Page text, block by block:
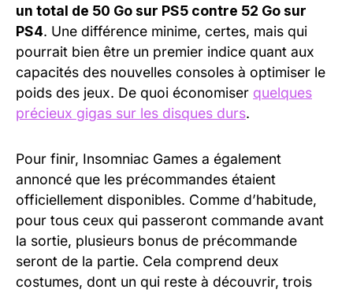
un total de 50 Go sur PS5 contre 52 Go sur
PS4. Une différence minime, certes, mais qui
pourrait bien être un premier indice quant aux
capacités des nouvelles consoles à optimiser le
poids des jeux. De quoi économiser quelques
précieux gigas sur les disques durs.
Pour finir, Insomniac Games a également
annoncé que les précommandes étaient
officiellement disponibles. Comme d’habitude,
pour tous ceux qui passeront commande avant
la sortie, plusieurs bonus de précommande
seront de la partie. Cela comprend deux
costumes, dont un qui reste à découvrir, trois